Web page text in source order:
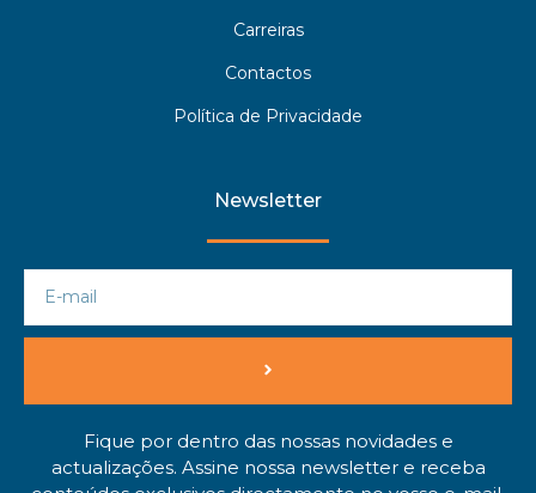
Carreiras
Contactos
Política de Privacidade
Newsletter
Fique por dentro das nossas novidades e
actualizações. Assine nossa newsletter e receba